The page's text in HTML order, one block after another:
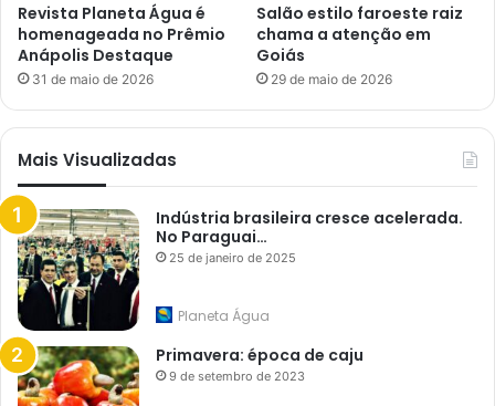
Revista Planeta Água é
homenageada no Prêmio
Anápolis Destaque
31 de maio de 2026
Salão estilo faroeste raiz
chama a atenção em
Goiás
29 de maio de 2026
Mais Visualizadas
Indústria brasileira cresce acelerada.
No Paraguai…
25 de janeiro de 2025
Planeta Água
Primavera: época de caju
9 de setembro de 2023